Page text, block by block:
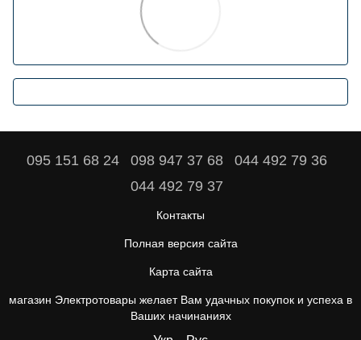
095 151 68 24 098 947 37 68
044 492 79 36
044 492 79 37
Контакты
Полная версия сайта
Карта сайта
магазин Электротовары желает Вам удачных покупок и успеха в
Ваших начинаниях